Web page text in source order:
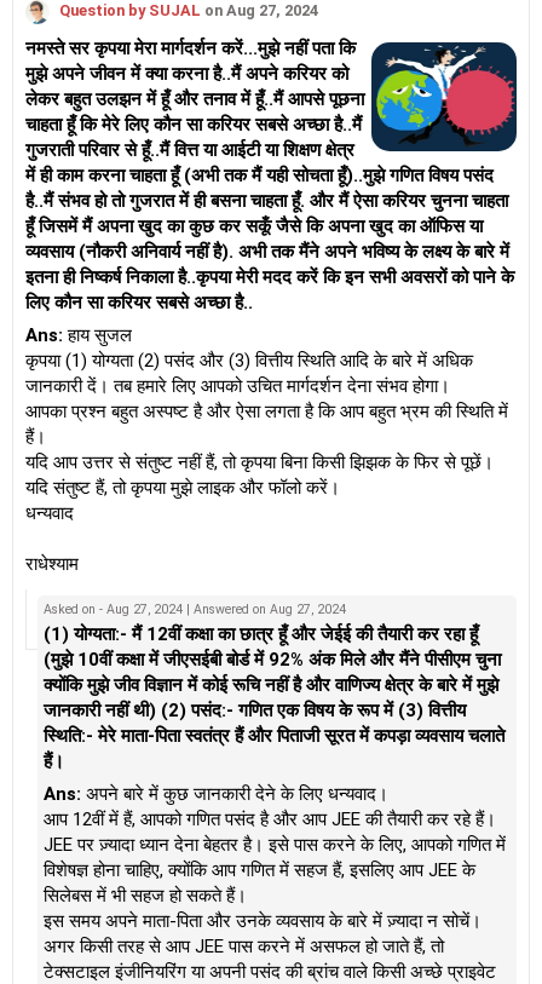
Class 10 and Class 12 students as well.
Since the last 25 years, Radheshyam has been teaching
mathematics to Class 11 and Class 12 students and coaching
them for engineering and medical entrance examinations.
Radheshyam completed his civil engineering from the
Government Engineering College in Aurangabad.
Question by SUJAL on Aug 27, 2024
नमस्ते सर कृपया मेरा मार्गदर्शन करें...मुझे नहीं पता कि
मुझे अपने जीवन में क्या करना है..मैं अपने करियर को
लेकर बहुत उलझन में हूँ और तनाव में हूँ..मैं आपसे पूछना
चाहता हूँ कि मेरे लिए कौन सा करियर सबसे अच्छा है..मैं
गुजराती परिवार से हूँ..मैं वित्त या आईटी या शिक्षण क्षेत्र
में ही काम करना चाहता हूँ (अभी तक मैं यही सोचता हूँ)..मुझे गणित विषय पसंद
है..मैं संभव हो तो गुजरात में ही बसना चाहता हूँ. और मैं ऐसा करियर चुनना चाहता
हूँ जिसमें मैं अपना खुद का कुछ कर सकूँ जैसे कि अपना खुद का ऑफिस या
व्यवसाय (नौकरी अनिवार्य नहीं है). अभी तक मैंने अपने भविष्य के लक्ष्य के बारे में
इतना ही निष्कर्ष निकाला है..कृपया मेरी मदद करें कि इन सभी अवसरों को पाने के
लिए कौन सा करियर सबसे अच्छा है..
Ans: हाय सुजल
कृपया (1) योग्यता (2) पसंद और (3) वित्तीय स्थिति आदि के बारे में अधिक
जानकारी दें। तब हमारे लिए आपको उचित मार्गदर्शन देना संभव होगा।
आपका प्रश्न बहुत अस्पष्ट है और ऐसा लगता है कि आप बहुत भ्रम की स्थिति में
हैं।
यदि आप उत्तर से संतुष्ट नहीं हैं, तो कृपया बिना किसी झिझक के फिर से पूछें।
यदि संतुष्ट हैं, तो कृपया मुझे लाइक और फॉलो करें।
धन्यवाद
राधेश्याम
Asked on - Aug 27, 2024 | Answered on Aug 27, 2024
(1) योग्यता:- मैं 12वीं कक्षा का छात्र हूँ और जेईई की तैयारी कर रहा हूँ
(मुझे 10वीं कक्षा में जीएसईबी बोर्ड में 92% अंक मिले और मैंने पीसीएम चुना
क्योंकि मुझे जीव विज्ञान में कोई रूचि नहीं है और वाणिज्य क्षेत्र के बारे में मुझे
जानकारी नहीं थी) (2) पसंद:- गणित एक विषय के रूप में (3) वित्तीय
स्थिति:- मेरे माता-पिता स्वतंत्र हैं और पिताजी सूरत में कपड़ा व्यवसाय चलाते
हैं।
Ans: अपने बारे में कुछ जानकारी देने के लिए धन्यवाद।
आप 12वीं में हैं, आपको गणित पसंद है और आप JEE की तैयारी कर रहे हैं।
JEE पर ज़्यादा ध्यान देना बेहतर है। इसे पास करने के लिए, आपको गणित में
विशेषज्ञ होना चाहिए, क्योंकि आप गणित में सहज हैं, इसलिए आप JEE के
सिलेबस में भी सहज हो सकते हैं।
इस समय अपने माता-पिता और उनके व्यवसाय के बारे में ज़्यादा न सोचें।
अगर किसी तरह से आप JEE पास करने में असफल हो जाते हैं, तो
टेक्सटाइल इंजीनियरिंग या अपनी पसंद की ब्रांच वाले किसी अच्छे प्राइवेट